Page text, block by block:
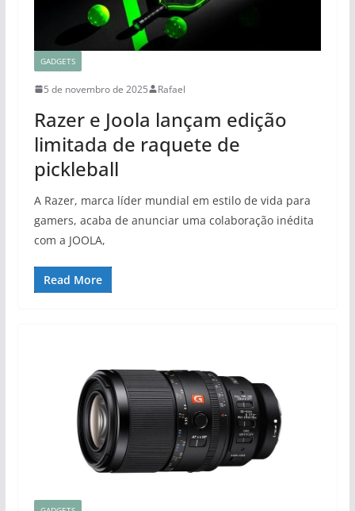
GADGETS
5 de novembro de 2025 Rafael
Razer e Joola lançam edição
limitada de raquete de
pickleball
A Razer, marca líder mundial em estilo de vida para
gamers, acaba de anunciar uma colaboração inédita
com a JOOLA,
Read More